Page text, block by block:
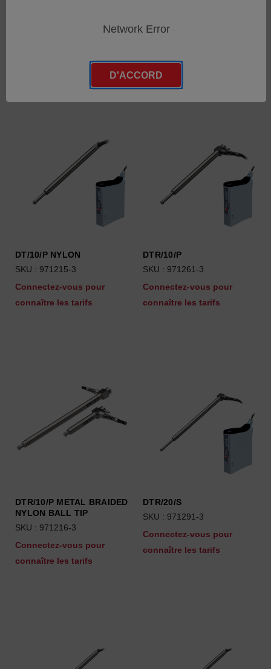
DT/10/P NYLON
SKU : 971215-3
Connectez-vous pour
connaître les tarifs
DTR/10/P
SKU : 971261-3
Connectez-vous pour
connaître les tarifs
DTR/10/P METAL BRAIDED
NYLON BALL TIP
SKU : 971216-3
Connectez-vous pour
connaître les tarifs
DTR/20/S
SKU : 971291-3
Connectez-vous pour
connaître les tarifs
Network Error
D'ACCORD